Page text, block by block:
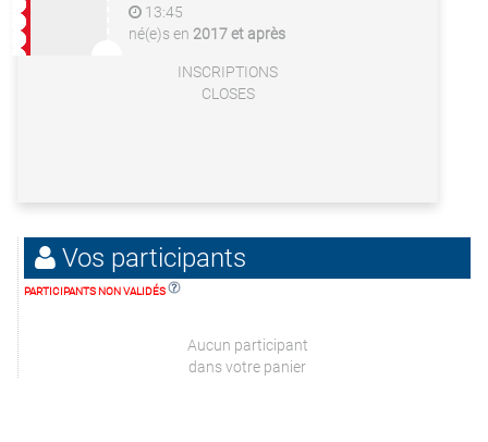
13:45
né(e)s en 2017 et après
INSCRIPTIONS
CLOSES
Vos participants
PARTICIPANTS NON VALIDÉS
Aucun participant
dans votre panier